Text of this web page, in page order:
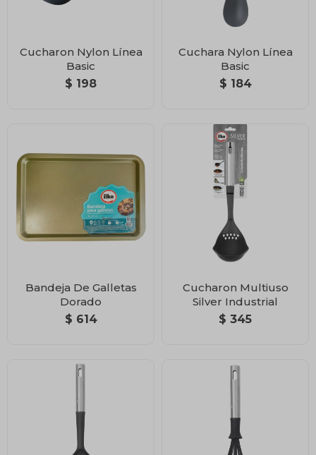
Cucharon Nylon Línea
Basic
$ 198
Cuchara Nylon Línea
Basic
$ 184
Bandeja De Galletas
Dorado
$ 614
Cucharon Multiuso
Silver Industrial
$ 345